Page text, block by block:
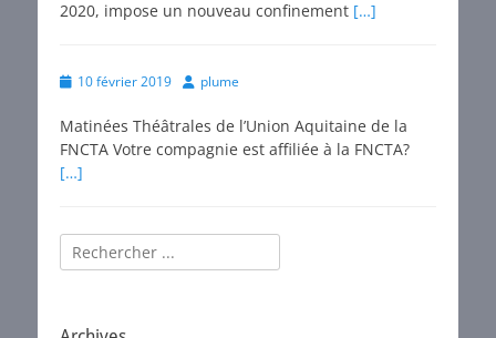
2020, impose un nouveau confinement […]
Posted10 février 2019 Author
plume
Matinées Théâtrales de l’Union Aquitaine de la
FNCTA Votre compagnie est affiliée à la FNCTA?
[…]
Rechercher :